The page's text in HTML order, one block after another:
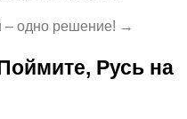
– одно решение! →
Русь на